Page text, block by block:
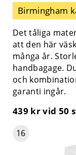
Birmingham
Det tåliga
att den här
många år.
handbagage.
och
garanti ingår.
439 krvid 50
16